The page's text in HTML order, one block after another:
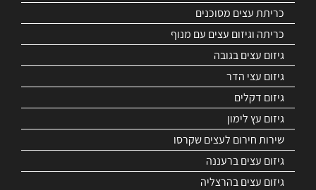
כריתת עצים מסוכנים
כריתה וגיזום עצים עם מנוף
גיזום עצים בגובה
גיזום עצי הדר
גיזום דקלים
גיזום עץ לימון
שירות חירום לעצים שקרסו
גיזום עצים ברעננה
גיזום עצים בהרצליה